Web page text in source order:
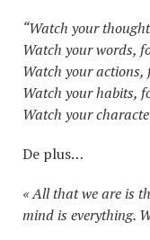
“Watch your
Watch your words,
Watch your actions,
Watch your habits,
Watch your
De plus…
« All that we are is
mind is everything.